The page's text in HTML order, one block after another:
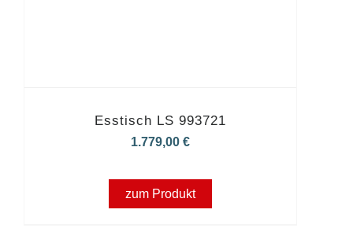
Esstisch LS 993721
1.779,00€
zum Produkt